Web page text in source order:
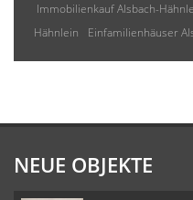
Immobilienkauf Alsbach-
Hähnlein
Einfamilienhäuser
NEUE OBJEKTE